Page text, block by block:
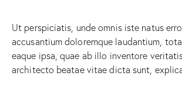
Ut perspiciatis, unde omnis iste natus
accusantium doloremque laudantium,
eaque ipsa, quae ab illo inventore
architecto beatae vitae dicta sunt,